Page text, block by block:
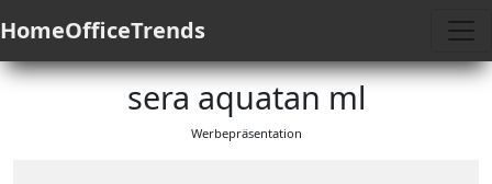
HomeOfficeTrends
sera aquatan ml
Werbepräsentation